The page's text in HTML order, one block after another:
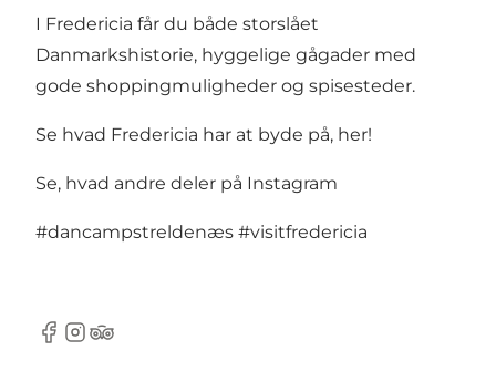
I Fredericia får du både storslået
Danmarkshistorie, hyggelige gågader med
gode shoppingmuligheder og spisesteder.
Se hvad Fredericia har at byde på, her!
Se, hvad andre deler på Instagram
#dancampstreldenæs #visitfredericia
Facebook
Instagram
Tripadvisor